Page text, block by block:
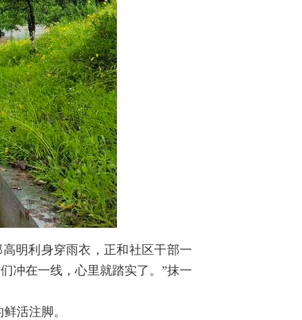
明利身穿雨衣，正和社区干部一
冲在一线，心里就踏实了。”抹一
活注脚。